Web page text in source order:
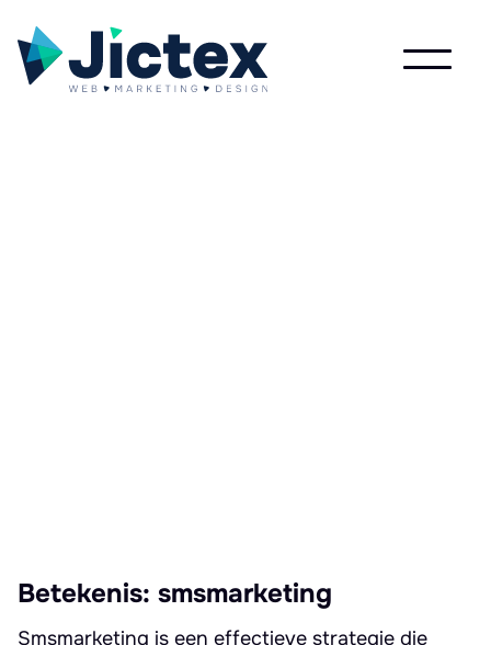
Betekenis: smsmarketing
Smsmarketing is een effectieve strategie die